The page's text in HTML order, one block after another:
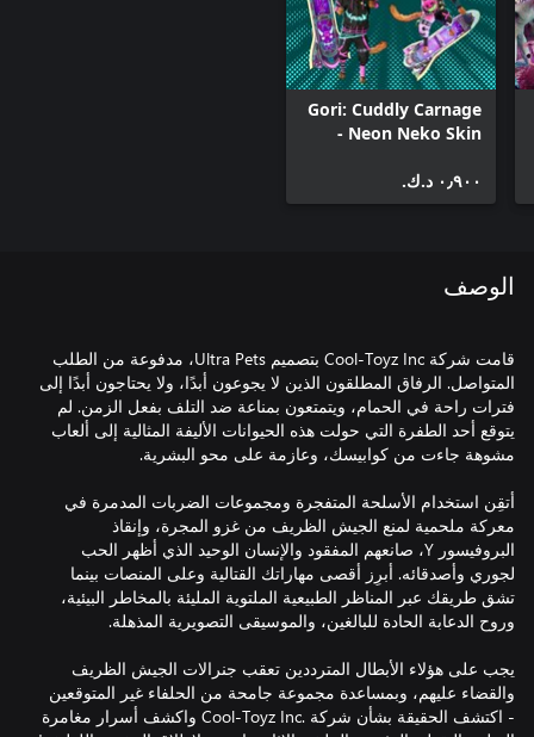
Gori: Cuddly Carnage
- Neon Neko Skin
٠٫٩٠٠ د.ك.‏
الوصف
قامت شركة Cool-Toyz Inc بتصميم Ultra Pets، مدفوعة من الطلب
المتواصل. الرفاق المطلقون الذين لا يجوعون أبدًا، ولا يحتاجون أبدًا إلى
فترات راحة في الحمام، ويتمتعون بمناعة ضد التلف بفعل الزمن. لم
يتوقع أحد الطفرة التي حولت هذه الحيوانات الأليفة المثالية إلى ألعاب
أتقِن استخدام الأسلحة المتفجرة ومجموعات الضربات المدمرة في
معركة ملحمية لمنع الجيش الظريف من غزو المجرة، وإنقاذ
البروفيسور Y، صانعهم المفقود والإنسان الوحيد الذي أظهر الحب
لجوري وأصدقائه. أبرِز أقصى مهاراتك القتالية وعلى المنصات بينما
تشق طريقك عبر المناظر الطبيعية الملتوية المليئة بالمخاطر البيئية،
يجب على هؤلاء الأبطال المترددين تعقب جنرالات الجيش الظريف
والقضاء عليهم، وبمساعدة مجموعة جامحة من الحلفاء غير المتوقعين
- اكتشف الحقيقة بشأن شركة Cool-Toyz Inc.‎ واكشف أسرار مغامرة